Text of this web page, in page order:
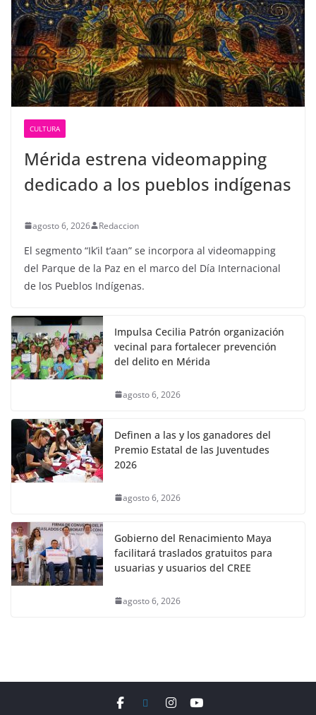
CULTURA
Mérida estrena videomapping
dedicado a los pueblos indígenas
agosto 6, 2026 Redaccion
El segmento “Ik’il t’aan” se incorpora al videomapping
del Parque de la Paz en el marco del Día Internacional
de los Pueblos Indígenas.
Impulsa Cecilia Patrón organización
vecinal para fortalecer prevención
del delito en Mérida
agosto 6, 2026
Definen a las y los ganadores del
Premio Estatal de las Juventudes
2026
agosto 6, 2026
Gobierno del Renacimiento Maya
facilitará traslados gratuitos para
usuarias y usuarios del CREE
agosto 6, 2026